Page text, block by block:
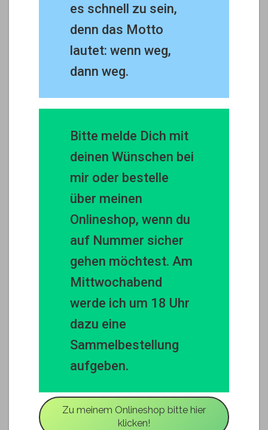
es schnell zu sein,
denn das Motto
lautet: wenn weg,
dann weg.
Bitte melde Dich mit
deinen Wünschen bei
mir oder bestelle
über meinen
Onlineshop, wenn du
auf Nummer sicher
gehen möchtest. Am
Mittwochabend
werde ich um 18 Uhr
dazu eine
Sammelbestellung
aufgeben.
Zu meinem Onlineshop bitte hier
klicken!